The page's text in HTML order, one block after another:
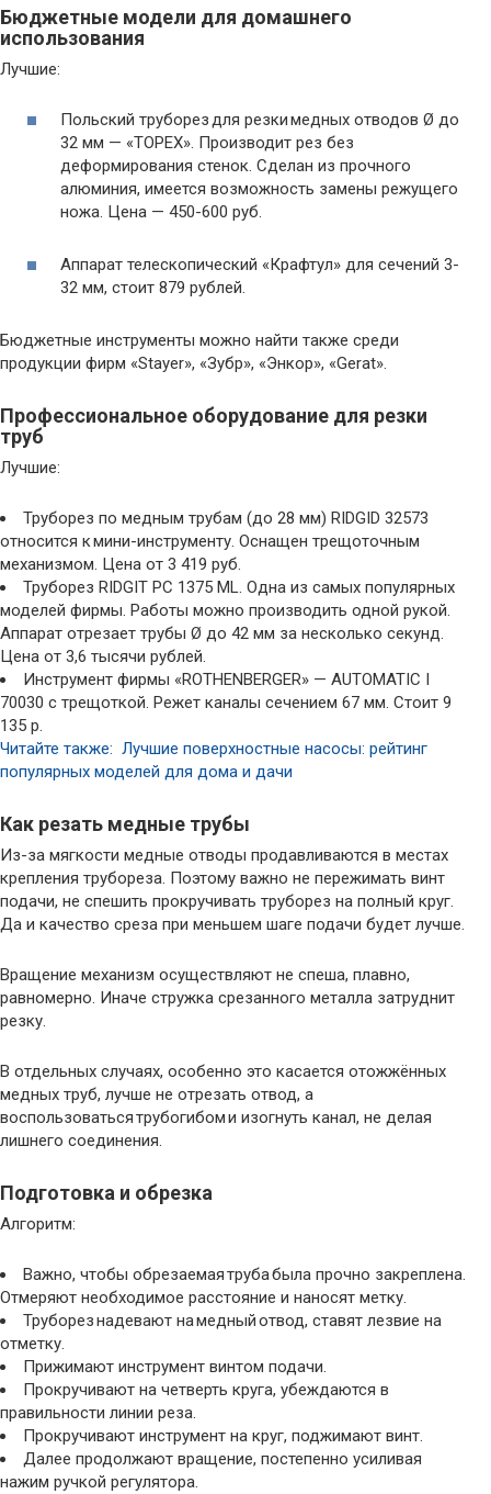
Бюджетные модели для домашнего
использования
Лучшие:
Польский труборез для резки медных отводов Ø до
32 мм — «TOPEX». Производит рез без
деформирования стенок. Сделан из прочного
алюминия, имеется возможность замены режущего
ножа. Цена — 450-600 руб.
Аппарат телескопический «Крафтул» для сечений 3-
32 мм, стоит 879 рублей.
Бюджетные инструменты можно найти также среди
продукции фирм «Stayer», «Зубр», «Энкор», «Gerat».
Профессиональное оборудование для резки
труб
Лучшие:
Труборез по медным трубам (до 28 мм) RIDGID 32573
относится к мини-инструменту. Оснащен трещоточным
механизмом. Цена от 3 419 руб.
Труборез RIDGIT PC 1375 ML. Одна из самых популярных
моделей фирмы. Работы можно производить одной рукой.
Аппарат отрезает трубы Ø до 42 мм за несколько секунд.
Цена от 3,6 тысячи рублей.
Инструмент фирмы «ROTHENBERGER» — AUTOMATIC I
70030 с трещоткой. Режет каналы сечением 67 мм. Стоит 9
135 р.
Читайте также: Лучшие поверхностные насосы: рейтинг
популярных моделей для дома и дачи
Как резать медные трубы
Из-за мягкости медные отводы продавливаются в местах
крепления трубореза. Поэтому важно не пережимать винт
подачи, не спешить прокручивать труборез на полный круг.
Да и качество среза при меньшем шаге подачи будет лучше.
Вращение механизм осуществляют не спеша, плавно,
равномерно. Иначе стружка срезанного металла затруднит
резку.
В отдельных случаях, особенно это касается отожжённых
медных труб, лучше не отрезать отвод, а
воспользоваться трубогибом и изогнуть канал, не делая
лишнего соединения.
Подготовка и обрезка
Алгоритм:
Важно, чтобы обрезаемая труба была прочно закреплена.
Отмеряют необходимое расстояние и наносят метку.
Труборез надевают на медный отвод, ставят лезвие на
отметку.
Прижимают инструмент винтом подачи.
Прокручивают на четверть круга, убеждаются в
правильности линии реза.
Прокручивают инструмент на круг, поджимают винт.
Далее продолжают вращение, постепенно усиливая
нажим ручкой регулятора.